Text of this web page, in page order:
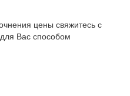
цены свяжитесь с
Вас способом